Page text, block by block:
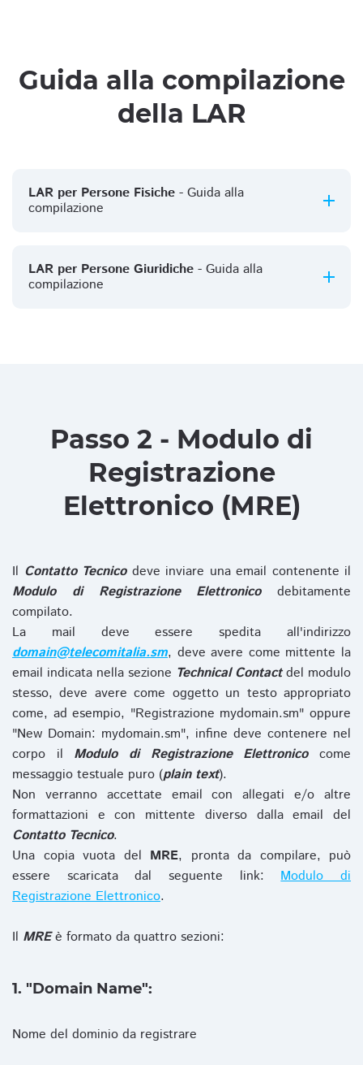
Guida alla compilazione
della LAR
LAR per Persone Fisiche - Guida alla
compilazione
LAR per Persone Giuridiche - Guida alla
compilazione
Passo 2 - Modulo di
Registrazione
Elettronico (MRE)
Il Contatto Tecnicodeve inviare una email contenente il
Modulo di Registrazione Elettronicodebitamente
compilato.
La mail deve essere spedita all'indirizzo
domain@telecomitalia.sm, deve avere come mittente la
email indicata nella sezione Technical Contactdel modulo
stesso, deve avere come oggetto un testo appropriato
come, ad esempio, "Registrazione mydomain.sm" oppure
"New Domain: mydomain.sm", infine deve contenere nel
corpo il Modulo di Registrazione Elettronicocome
messaggio testuale puro (plain text).
Non verranno accettate email con allegati e/o altre
formattazioni e con mittente diverso dalla email del
Contatto Tecnico.
Una copia vuota del MRE, pronta da compilare, può
essere scaricata dal seguente link:Modulo di
Registrazione Elettronico.
Il MREè formato da quattro sezioni:
1. "Domain Name":
Nome del dominio da registrare